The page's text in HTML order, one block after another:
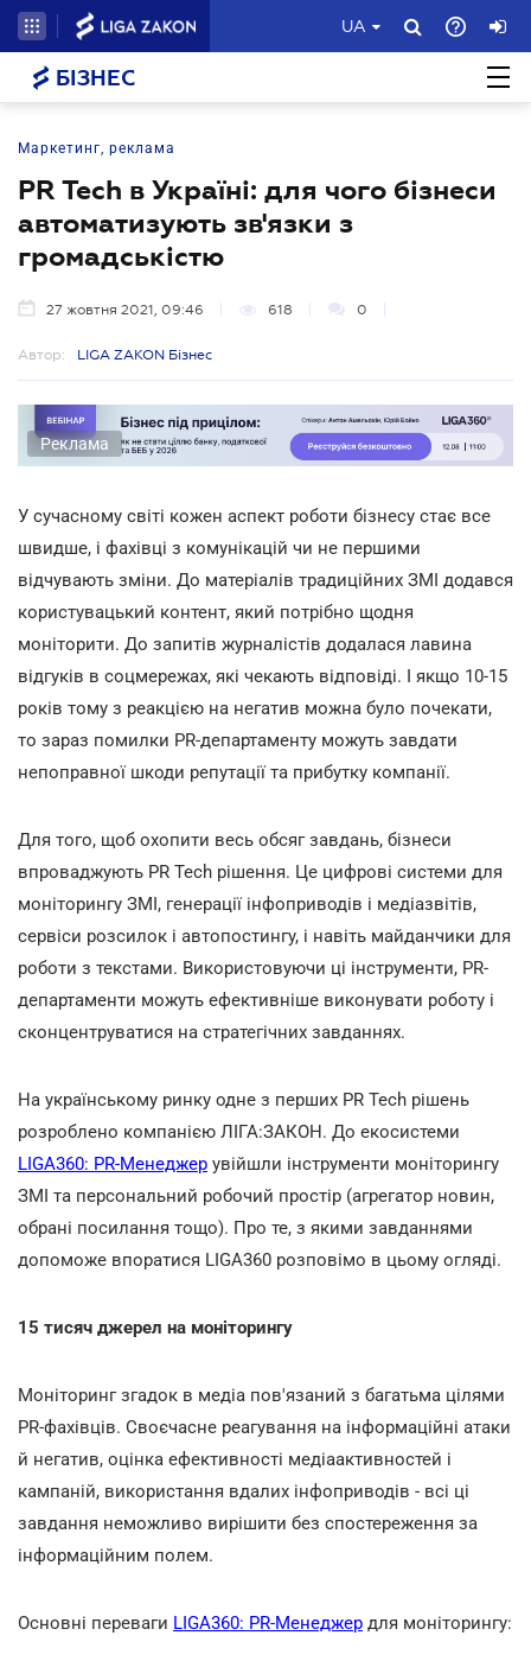
UA
БІЗНЕС
Маркетинг, реклама
PR Tech в Україні: для чого бізнеси
автоматизують зв'язки з
громадськістю
27 жовтня 2021, 09:46 618 0
Автор: LIGA ZAKON Бізнес
Реклама
У сучасному світі кожен аспект роботи бізнесу стає все
швидше, і фахівці з комунікацій чи не першими
відчувають зміни. До матеріалів традиційних ЗМІ додався
користувацький контент, який потрібно щодня
моніторити. До запитів журналістів додалася лавина
відгуків в соцмережах, які чекають відповіді. І якщо 10-15
років тому з реакцією на негатив можна було почекати,
то зараз помилки PR-департаменту можуть завдати
непоправної шкоди репутації та прибутку компанії.
Для того, щоб охопити весь обсяг завдань, бізнеси
впроваджують PR Tech рішення. Це цифрові системи для
моніторингу ЗМІ, генерації інфоприводів і медіазвітів,
сервіси розсилок і автопостингу, і навіть майданчики для
роботи з текстами. Використовуючи ці інструменти, PR-
департаменти можуть ефективніше виконувати роботу і
сконцентруватися на стратегічних завданнях.
На українському ринку одне з перших PR Tech рішень
розроблено компанією ЛІГА:ЗАКОН. До екосистеми
LIGA360: PR-Менеджер увійшли інструменти моніторингу
ЗМІ та персональний робочий простір (агрегатор новин,
обрані посилання тощо). Про те, з якими завданнями
допоможе впоратися LIGA360 розповімо в цьому огляді.
15 тисяч джерел на моніторингу
Моніторинг згадок в медіа пов'язаний з багатьма цілями
PR-фахівців. Своєчасне реагування на інформаційні атаки
й негатив, оцінка ефективності медіаактивностей і
кампаній, використання вдалих інфоприводів - всі ці
завдання неможливо вирішити без спостереження за
інформаційним полем.
Основні переваги LIGA360: PR-Менеджер для моніторингу: